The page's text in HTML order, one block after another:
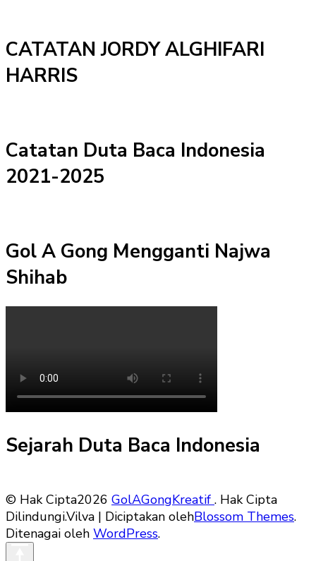
CATATAN JORDY ALGHIFARI
HARRIS
Catatan Duta Baca Indonesia
2021-2025
Gol A Gong Mengganti Najwa
Shihab
Sejarah Duta Baca Indonesia
© Hak Cipta2026 GolAGongKreatif . Hak Cipta
Dilindungi.Vilva | Diciptakan olehBlossom Themes.
Ditenagai oleh WordPress.